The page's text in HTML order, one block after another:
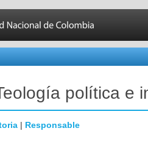
política e
| Responsable